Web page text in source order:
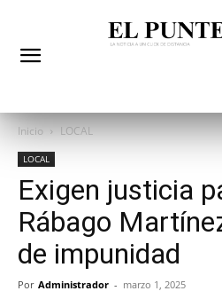
Inicio LOCAL
LOCAL
Exigen justicia
Rábago
de impunidad
Por Administrador - marzo 1, 2025